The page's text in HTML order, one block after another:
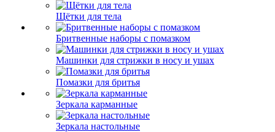
Щётки для тела
Бритвенные наборы с помазком
Машинки для стрижки в носу и ушах
Помазки для бритья
Зеркала карманные
Зеркала настольные